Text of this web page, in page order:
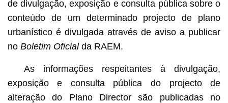
de divulgação, exposição e consulta pública sobre o
conteúdo de um determinado projecto de plano
urbanístico é divulgada através de aviso a publicar
no Boletim Oficialda RAEM.
As informações respeitantes à divulgação,
exposição e consulta pública do projecto de
alteração do Plano Director são publicadas no